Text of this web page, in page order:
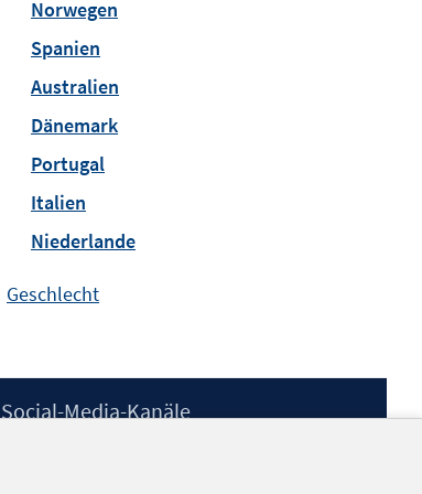
Norwegen
Spanien
Australien
Dänemark
Portugal
Italien
Niederlande
Geschlecht
Social-Media-Kanäle